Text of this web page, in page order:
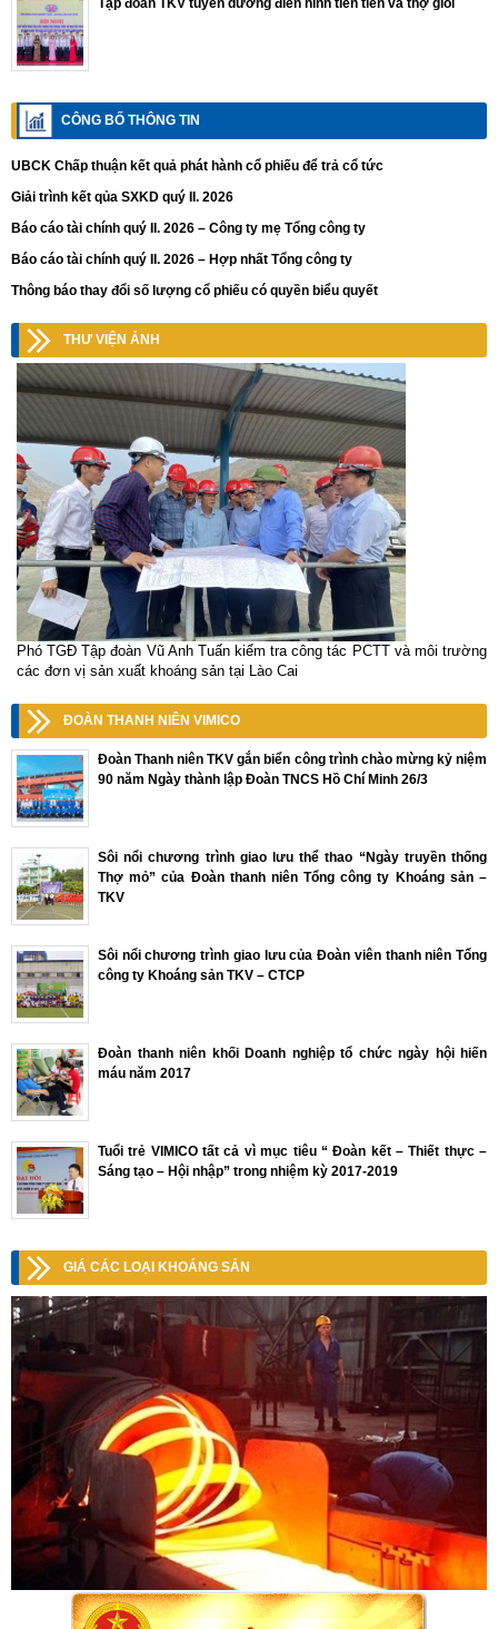
Tập đoàn TKV tuyên dương điển hình tiên tiến và thợ giỏi
CÔNG BỐ THÔNG TIN
UBCK Chấp thuận kết quả phát hành cổ phiếu để trả cổ tức
Giải trình kết qủa SXKD quý II. 2026
Báo cáo tài chính quý II. 2026 – Công ty mẹ Tổng công ty
Báo cáo tài chính quý II. 2026 – Hợp nhất Tổng công ty
Thông báo thay đổi số lượng cổ phiếu có quyền biểu quyết
THƯ VIỆN ẢNH
Phó TGĐ Tập đoàn Vũ Anh Tuấn kiểm tra công tác PCTT và môi trường
các đơn vị sản xuất khoáng sản tại Lào Cai
ĐOÀN THANH NIÊN VIMICO
Đoàn Thanh niên TKV gắn biển công trình chào mừng kỷ niệm
90 năm Ngày thành lập Đoàn TNCS Hồ Chí Minh 26/3
Sôi nổi chương trình giao lưu thể thao “Ngày truyền thống
Thợ mỏ” của Đoàn thanh niên Tổng công ty Khoáng sản –
TKV
Sôi nổi chương trình giao lưu của Đoàn viên thanh niên Tổng
công ty Khoáng sản TKV – CTCP
Đoàn thanh niên khối Doanh nghiệp tổ chức ngày hội hiến
máu năm 2017
Tuổi trẻ VIMICO tất cả vì mục tiêu “ Đoàn kết – Thiết thực –
Sáng tạo – Hội nhập” trong nhiệm kỳ 2017-2019
GIÁ CÁC LOẠI KHOÁNG SẢN